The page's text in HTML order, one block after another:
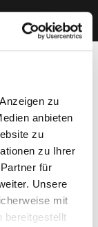
zu
anbieten
zu
zu Ihrer
für
Unsere
mit
bereitgestellt